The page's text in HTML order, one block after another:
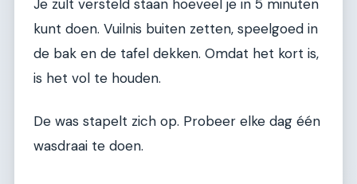
Je zult versteld staan hoeveel je in 5 minuten
kunt doen. Vuilnis buiten zetten, speelgoed in
de bak en de tafel dekken. Omdat het kort is,
is het vol te houden.
De was stapelt zich op. Probeer elke dag één
wasdraai te doen.